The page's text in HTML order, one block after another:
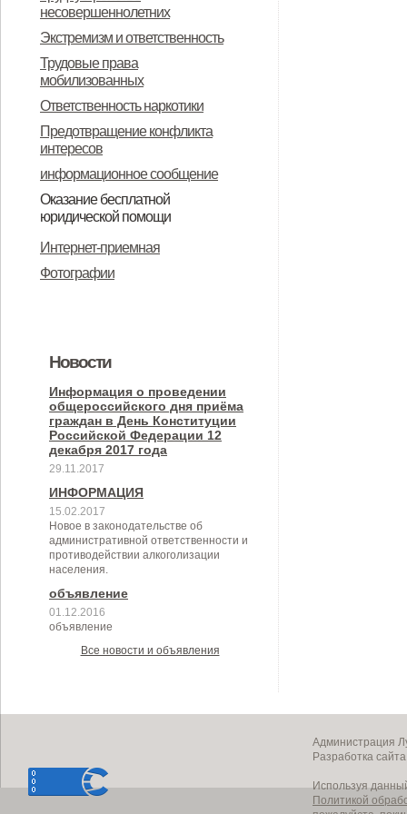
несовершеннолетних
Экстремизм и ответственность
Трудовые права
мобилизованных
Ответственность наркотики
Предотвращение конфликта
интересов
информационное сообщение
Оказание бесплатной
юридической помощи
юридической помощи
Интернет-приемная
Фотографии
Новости
Информация о проведении
общероссийского дня приёма
граждан в День Конституции
Российской Федерации 12
декабря 2017 года
29.11.2017
ИНФОРМАЦИЯ
15.02.2017
Новое в законодательстве об
административной ответственности и
противодействии алкоголизации
населения.
объявление
01.12.2016
объявление
Все новости и объявления
Администрация
Разработка
Используя
Политикой